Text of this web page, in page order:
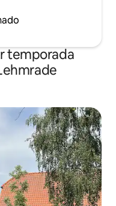
temporada